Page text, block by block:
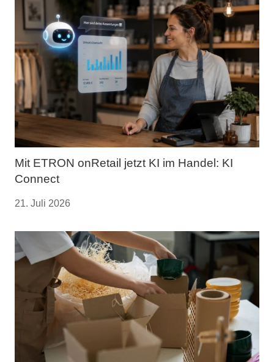
Mit ETRON onRetail jetzt KI im Handel: KI
Connect
21. Juli 2026